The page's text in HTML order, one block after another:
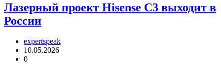
Лазерный проект Hisense C3 выходит в
России
expertspeak
10.05.2026
0